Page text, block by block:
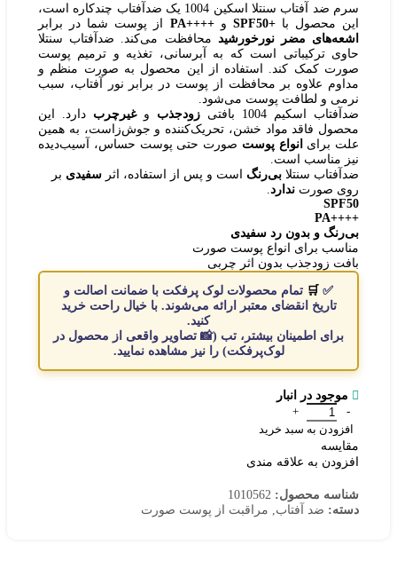
سرم ضد آفتاب سنتلا اسکین 1004 یک ضدآفتاب چندکاره است،
این محصول با+SPF50 و++++PA
از پوست شما در برابر
اشعه‌‌های مضر نورخورشید محافظت می‌کند. ضدآفتاب سنتلا
حاوی ترکیباتی است که به آبرسانی، تغذیه و ترمیم پوست
صورت کمک ‌کند. استفاده از این محصول به صورت منظم و
مداوم علاوه بر محافظت از پوست در برابر نور آفتاب، سبب
نرمی و لطافت پوست می‌شود.
ضدآفتاب اسکیم 1004 بافتی
زودجذب وغیرچرب دارد. این
محصول فاقد مواد خشن، تحریک‌کننده و جوش‌زاست، به همین
علت برای انواع پوست صورت حتی پوست حساس، آسیب‌دیده
نیز مناسب است.
ضدآفتاب سنتلا بی‌رنگ است و پس از استفاده، اثر سفیدی بر
روی صورت ندارد
SPF50
++++PA
بی‌رنگ و بدون رد سفیدی
مناسب برای انواع پوست صورت
بافت زودجذب بدون اثر چربی
✅
🛒 تمام محصولات لوک پرفکت با ضمانت اصالت و
تاریخ انقضای معتبر
ارائه می‌شوند. باخیال راحت خرید
کنید.
برای اطمینان بیشتر، تب (📸 تصاویر واقعی از محصول در
لوک‌پرفکت) را نیز مشاهده نمایید.
موجود در انبار
سرم ضد آفتاب سنتلا اسکین 1004 عدد
افزودن به سبد خرید
مقایسه
افزودن به علاقه مندی
شناسه محصول: 1010562
دسته: ضد آفتاب مراقبت از پوست صورت